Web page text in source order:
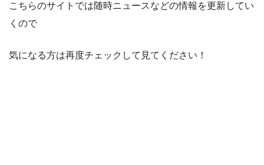
こちらのサイトでは随時ニュースなどの情報を更新してい
くので
気になる方は再度チェックして見てください！